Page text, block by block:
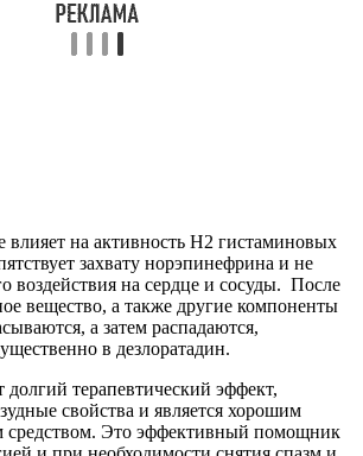
влияет на активность H2 гистаминовых
захвату норэпинефрина и не
воздействия на сердце и сосуды. После
вещество, а также другие компоненты
а затем распадаются,
в дезлоратадин.
долгий терапевтический эффект,
свойства и является хорошим
средством. Это эффективный помощник